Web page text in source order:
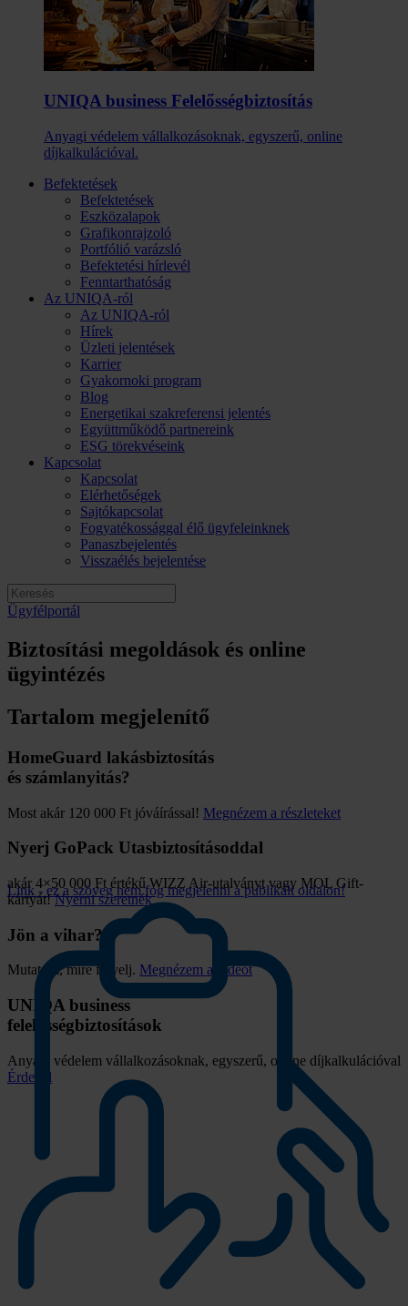
UNIQA business Felelősség­biztosítás
Anyagi védelem vállalkozásoknak, egyszerű, online
díjkalkulációval.
Befektetések
Befektetések
Eszközalapok
Grafikonrajzoló
Portfólió varázsló
Befektetési hírlevél
Fenntarthatóság
Az UNIQA-ról
Az UNIQA-ról
Hírek
Üzleti jelentések
Karrier
Gyakornoki program
Blog
Energetikai szakreferensi jelentés
Együttműködő partnereink
ESG törekvéseink
Kapcsolat
Kapcsolat
Elérhetőségek
Sajtókapcsolat
Fogyatékossággal élő ügyfeleinknek
Panaszbejelentés
Visszaélés bejelentése
Ügyfélportál
Biztosítási megoldások és online
ügyintézés
Tartalom megjelenítő
HomeGuard lakásbiztosítás
és számlanyitás?
Most akár 120 000 Ft jóváírással! Megnézem a részleteket
Nyerj GoPack Utasbiztosításoddal
akár 4×50 000 Ft értékű WIZZ Air-utalványt vagy MOL Gift-
kártyát! Nyerni szeretnék
Jön a vihar?
Mutatom, mire figyelj. Megnézem a videót
UNIQA business
felelősségbiztosítások
Anyagi védelem vállalkozásoknak, egyszerű, online díjkalkulációval
Érdekel
Link - ez a szöveg nem fog megjelenni a publikált oldalon!